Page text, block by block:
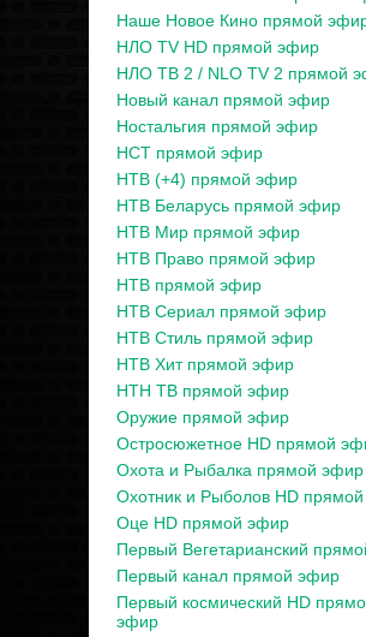
Наше Новое Кино прямой
НЛО TV HD прямой эфир
НЛО ТВ 2 / NLO TV 2 прямой
Новый канал прямой эфир
Ностальгия прямой эфир
НСТ прямой эфир
НТВ (+4) прямой эфир
НТВ Беларусь прямой эфир
НТВ Мир прямой эфир
НТВ Право прямой эфир
НТВ прямой эфир
НТВ Сериал прямой эфир
НТВ Стиль прямой эфир
НТВ Хит прямой эфир
НТН ТВ прямой эфир
Оружие прямой эфир
Остросюжетное HD прямой
Охота и Рыбалка прямой эфир
Охотник и Рыболов HD
Оце HD прямой эфир
Первый Вегетарианский
Первый канал прямой эфир
Первый космический HD
эфир